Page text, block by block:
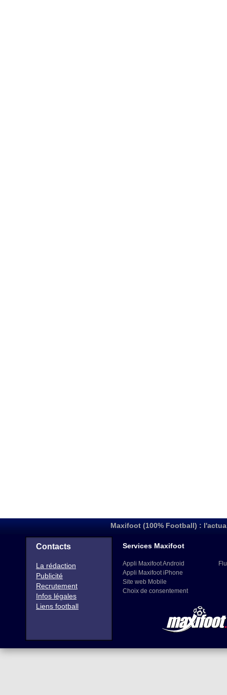
Maxifoot (100% Football) :
Contacts
La rédaction
Publicité
Recrutement
Infos légales
Liens football
Services Maxifoot
Appli Maxifoot Android
Appli Maxifoot iPhone
Site web Mobile
Choix de consentement